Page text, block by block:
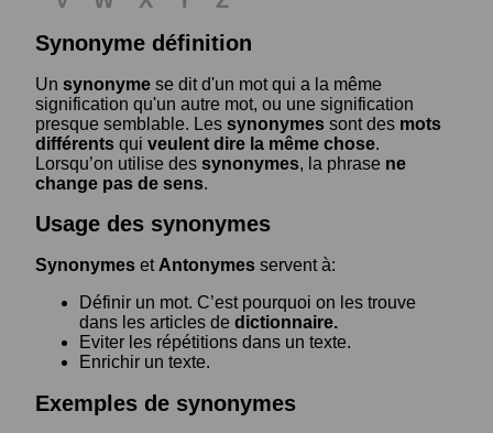
Synonyme définition
Un synonyme se dit d'un mot qui a la même
signification qu'un autre mot, ou une signification
presque semblable. Les synonymes sont des mots
différents qui veulent dire la même chose.
Lorsqu’on utilise des synonymes, la phrase ne
change pas de sens.
Usage des synonymes
Synonymes et Antonymes servent à:
Définir un mot. C’est pourquoi on les trouve
dans les articles de dictionnaire.
Eviter les répétitions dans un texte.
Enrichir un texte.
Exemples de synonymes